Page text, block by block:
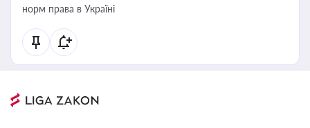
норм права в Україні